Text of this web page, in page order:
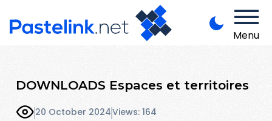
Menu
DOWNLOADS Espaces et territoires
20 October 2024Views: 164